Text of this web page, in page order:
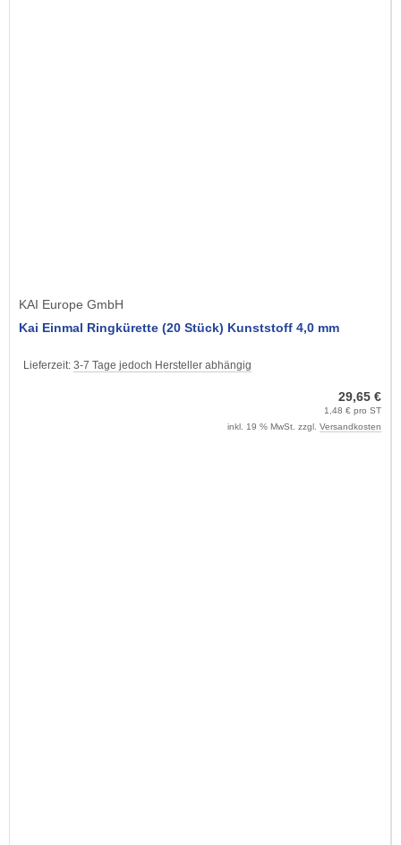
KAI Europe GmbH
Kai Einmal Ringkürette (20 Stück) Kunststoff 4,0 mm
Lieferzeit: 3-7 Tage jedoch Hersteller abhängig
29,65 €
1,48 € pro ST
inkl. 19 % MwSt. zzgl. Versandkosten